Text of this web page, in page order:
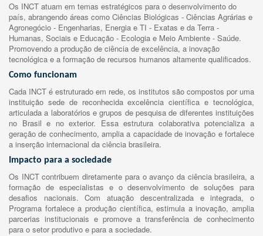
Os INCT atuam em temas estratégicos para o desenvolvimento do
país, abrangendo áreas como Ciências Biológicas - Ciências Agrárias e
Agronegócio - Engenharias, Energia e TI - Exatas e da Terra -
Humanas, Sociais e Educação - Ecologia e Meio Ambiente - Saúde.
Promovendo a produção de ciência de excelência, a inovação
tecnológica e a formação de recursos humanos altamente qualificados.
Como funcionam
Cada INCT é estruturado em rede, os institutos são compostos por uma
instituição sede de reconhecida excelência científica e tecnológica,
articulada a laboratórios e grupos de pesquisa de diferentes instituições
no Brasil e no exterior. Essa estrutura colaborativa potencializa a
geração de conhecimento, amplia a capacidade de inovação e fortalece
a inserção internacional da ciência brasileira.
Impacto para a sociedade
Os INCT contribuem diretamente para o avanço da ciência brasileira, a
formação de especialistas e o desenvolvimento de soluções para
desafios nacionais. Com atuação descentralizada e integrada, o
Programa fortalece a produção científica, estimula a inovação, amplia
parcerias institucionais e promove a transferência de conhecimento
para o setor produtivo e para a sociedade.